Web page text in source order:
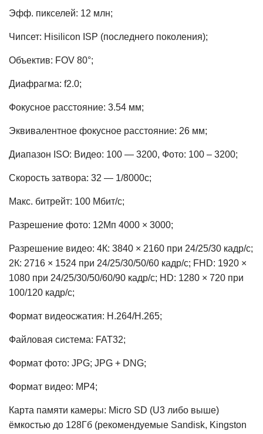
Эфф. пикселей: 12 млн;
Чипсет: Hisilicon ISP (последнего поколения);
Объектив: FOV 80°;
Диафрагма: f2.0;
Фокусное расстояние: 3.54 мм;
Эквивалентное фокусное расстояние: 26 мм;
Диапазон ISO: Видео: 100 — 3200, Фото: 100 – 3200;
Скорость затвора: 32 — 1/8000с;
Макс. битрейт: 100 Мбит/с;
Разрешение фото: 12Mп 4000 × 3000;
Разрешение видео: 4К: 3840 × 2160 при 24/25/30 кадр/с;
2К: 2716 × 1524 при 24/25/30/50/60 кадр/с; FHD: 1920 ×
1080 при 24/25/30/50/60/90 кадр/с; HD: 1280 × 720 при
100/120 кадр/с;
Формат видеосжатия: H.264/H.265;
Файловая система: FAT32;
Формат фото: JPG; JPG + DNG;
Формат видео: MP4;
Карта памяти камеры: Micro SD (U3 либо выше)
ёмкостью до 128Гб (рекомендуемые Sandisk, Kingston